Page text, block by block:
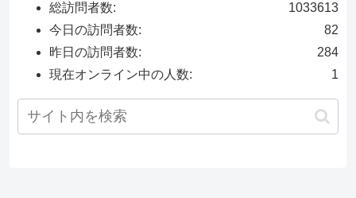
1033613
総訪問者数:
82
今日の訪問者数:
284
昨日の訪問者数:
1
現在オンライン中の人数: